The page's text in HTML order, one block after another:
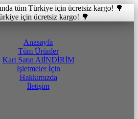
tüm Türkiye için ücretsiz kargo! 🌳
için ücretsiz kargo! 🌳
Anasayfa
Tüm Ürünler
Kart Satın AlİNDİRİM
İşletmeler İçin
Hakkımızda
İletişim